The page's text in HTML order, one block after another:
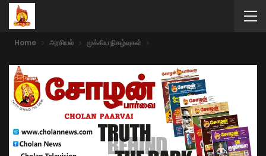
Home அரசியல் முக்கிய நிகழ்வுகள்